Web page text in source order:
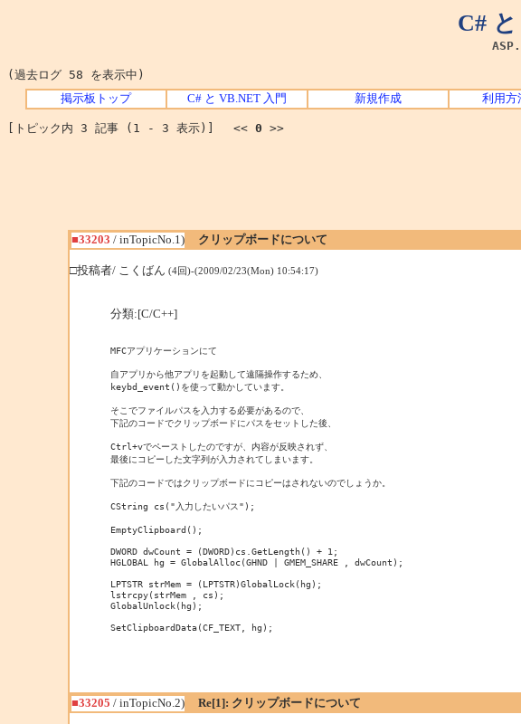
C#
(過去ログ 58 を表示中)
掲示板トップ C# と VB.NET 入門 新規作成 利用方
[トピック内 3 記事 (1 - 3 表示)] << 0 >>
■33203 / inTopicNo.1)
クリップボードについて
□投稿者/ こくばん (4回)-(2009/02/23(Mon) 10:54:17)
分類:[C/C++]
MFCアプリケーションにて
自アプリから他アプリを起動して遠隔操作するため、
keybd_event()を使って動かしています。
そこでファイルパスを入力する必要があるので、
下記のコードでクリップボードにパスをセットした後、
Ctrl+vでペーストしたのですが、内容が反映されず、
最後にコピーした文字列が入力されてしまいます。
下記のコードではクリップボードにコピーはされないのでしょうか。
CString cs("入力したいパス");
EmptyClipboard();
DWORD dwCount = (DWORD)cs.GetLength() + 1;
HGLOBAL hg = GlobalAlloc(GHND | GMEM_SHARE , dwCount);
LPTSTR strMem = (LPTSTR)GlobalLock(hg);
lstrcpy(strMem , cs);
GlobalUnlock(hg);
SetClipboardData(CF_TEXT, hg);
■33205 / inTopicNo.2)
Re[1]: クリップボードについて